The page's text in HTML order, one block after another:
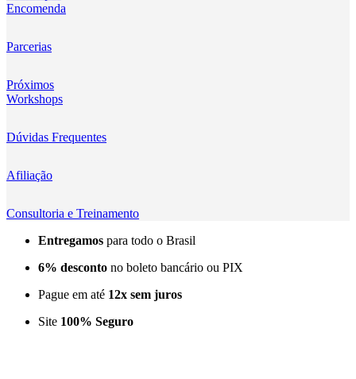
Kingma
Lensmingle
LiRen
Litepanels
LoveFoto
LowePro
Lumitecfoto
Encomenda
Parcerias
Próximos
Workshops
Dúvidas Frequentes
Afiliação
Consultoria e Treinamento
Entregamos para todo o Brasil
6% desconto no boleto bancário ou PIX
Pague em até 12x sem juros
Site 100% Seguro